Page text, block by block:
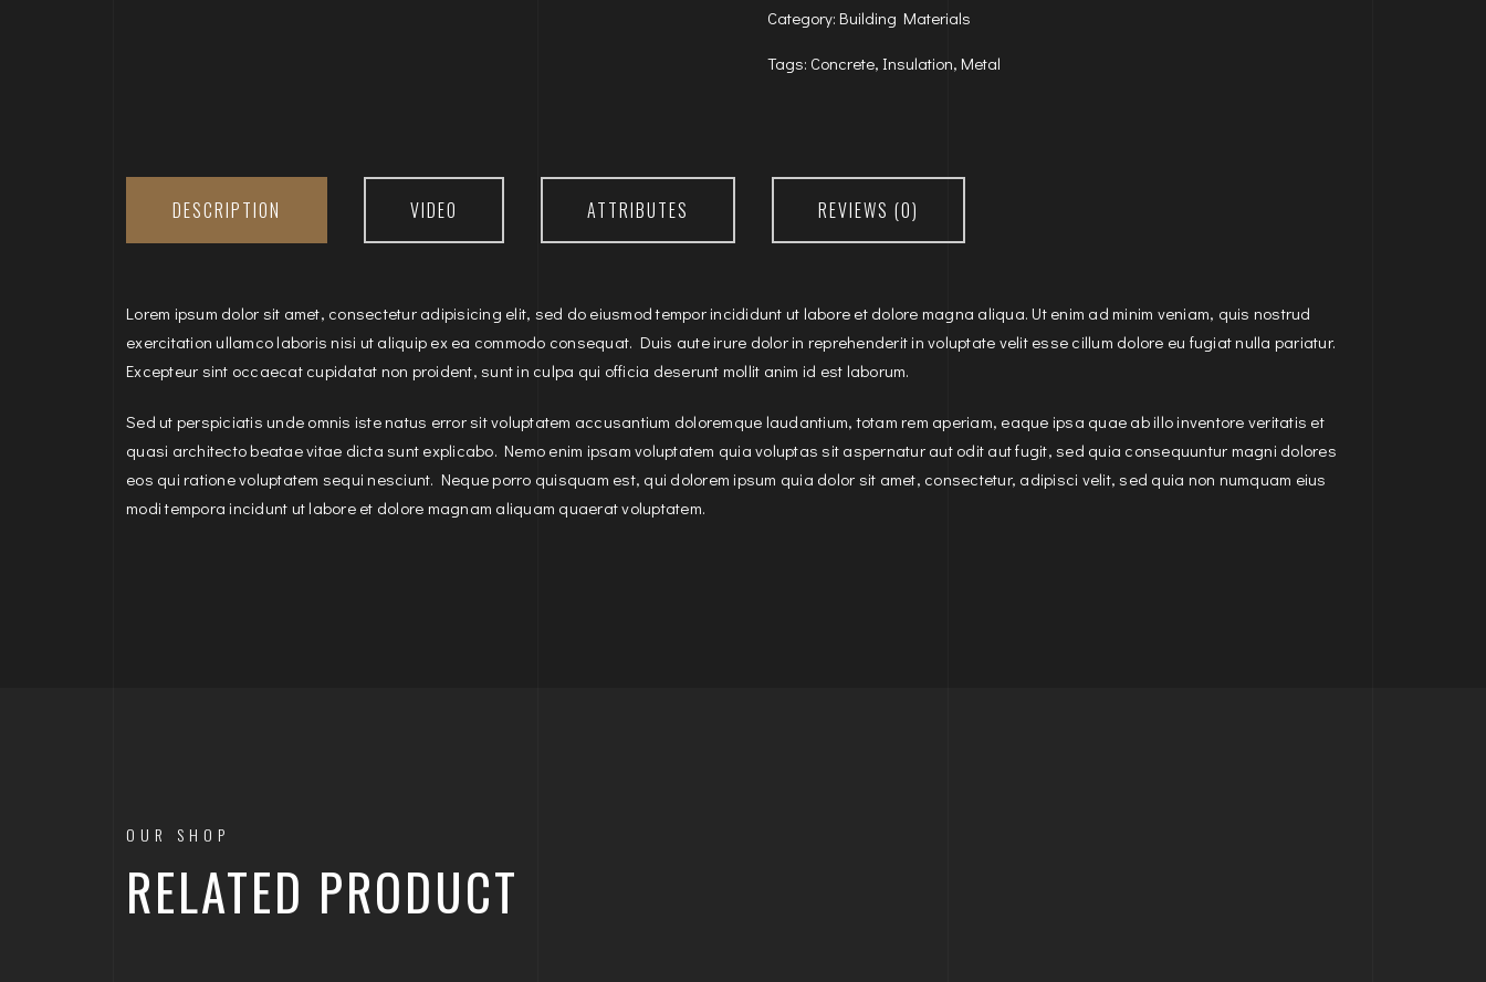
Category: Building Materials
Tags: Concrete, Insulation, Metal
DESCRIPTION VIDEO ATTRIBUTES REVIEWS (0)
Lorem ipsum dolor sit amet, consectetur adipisicing elit, sed do eiusmod tempor incididunt ut labore et dolore magna aliqua. Ut enim ad minim veniam, quis nostrud
exercitation ullamco laboris nisi ut aliquip ex ea commodo consequat. Duis aute irure dolor in reprehenderit in voluptate velit esse cillum dolore eu fugiat nulla pariatur.
Excepteur sint occaecat cupidatat non proident, sunt in culpa qui officia deserunt mollit anim id est laborum.
Sed ut perspiciatis unde omnis iste natus error sit voluptatem accusantium doloremque laudantium, totam rem aperiam, eaque ipsa quae ab illo inventore veritatis et
quasi architecto beatae vitae dicta sunt explicabo. Nemo enim ipsam voluptatem quia voluptas sit aspernatur aut odit aut fugit, sed quia consequuntur magni dolores
eos qui ratione voluptatem sequi nesciunt. Neque porro quisquam est, qui dolorem ipsum quia dolor sit amet, consectetur, adipisci velit, sed quia non numquam eius
modi tempora incidunt ut labore et dolore magnam aliquam quaerat voluptatem.
OUR SHOP
RELATED PRODUCT